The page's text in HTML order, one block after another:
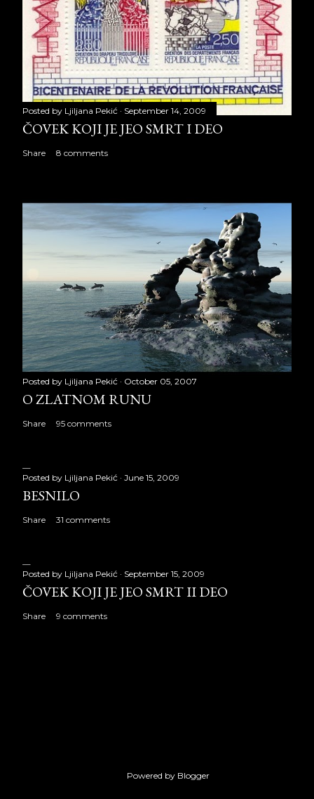
Posted by Ljiljana Pekić September 14, 2009
ČOVEK KOJI JE JEO SMRT I DEO
Share 8 comments
Posted by Ljiljana Pekić October 05, 2007
O ZLATNOM RUNU
Share 95 comments
Posted by Ljiljana Pekić June 15, 2009
BESNILO
Share 31 comments
Posted by Ljiljana Pekić September 15, 2009
ČOVEK KOJI JE JEO SMRT II DEO
Share 9 comments
Powered by Blogger